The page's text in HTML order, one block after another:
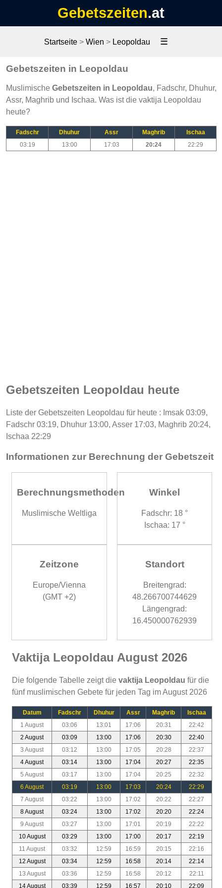
Gebetszeiten.at
Startseite > Wien > Leopoldau ☰
Gebetszeiten in Leopoldau
Muslimische Gebetszeiten in Leopoldau, Fadschr, Dhuhur,
Assr, Maghrib und Ischaa. Was ist die vaktija Leopoldau
heute?
Fadschr Dhuhur Assr Maghrib
Ischaa
03:19
13:00 17:03 20:24 22:29
Gebetszeiten Leopoldau heute
Liste der Gebetszeiten Leopoldau für heute : Imsak 03:09,
Fadschr 03:19, Dhuhur 13:00, Asser 17:03, Maghrib 20:24,
Ischaa 22:29
Informationen zur Berechnung der Gebetszeit
Berechnungsmethoden
Muslimische Weltliga
Winkel
Fadschr: 18 °
Ischaa: 17 °
Zeitzone
Europe/Vienna
(GMT +2)
Standort
Breitengrad:
48.266700744629
Längengrad:
16.450000762939
Vaktija Leopoldau August 2026
Die folgende Tabelle zeigt die vaktija Leopoldau für die
fünf muslimischen Gebete für jeden Tag im August 2026
Datum Fadschr Dhuhur Assr Maghrib
Ischaa
1 August
03:06 13:01 17:06 20:31
22:42
2 August
03:09 13:00 17:06 20:30
22:40
3 August
03:12 13:00 17:05 20:28
22:37
4 August
03:14 13:00 17:04 20:27
22:35
5 August
03:17 13:00 17:04 20:25
22:32
6 August
03:19 13:00 17:03 20:24
22:29
7 August
03:22 13:00 17:02 20:22
22:27
8 August
03:24 13:00 17:02 20:20
22:24
9 August
03:27 13:00 17:01 20:19
22:22
10 August
03:29 13:00 17:00 20:17
22:19
11 August
03:32 12:59 16:59 20:15
22:16
12 August
03:34 12:59 16:58 20:14
22:14
13 August
03:36 12:59 16:58 20:12
22:11
14 August
03:39 12:59 16:57 20:10 22:09